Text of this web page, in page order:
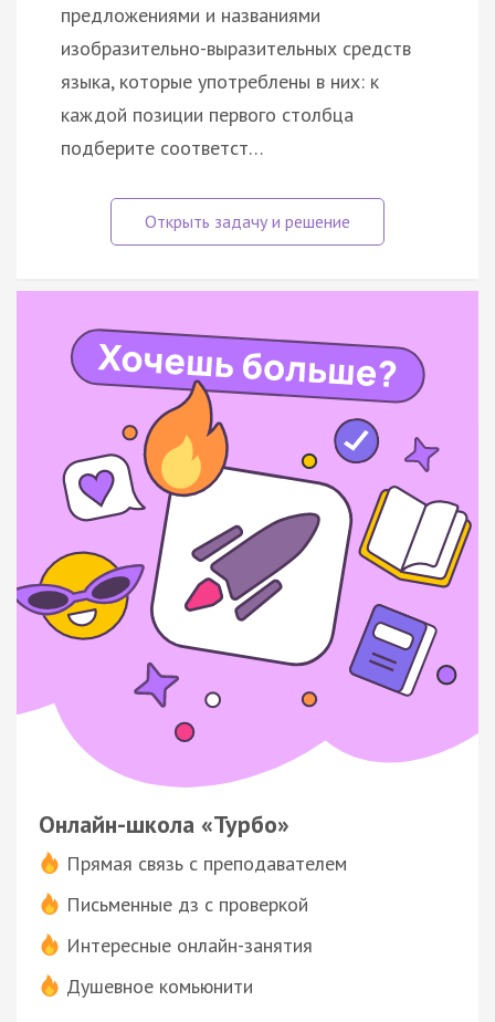
предложениями и названиями
изобразительно-выразительных средств
языка, которые употреблены в них: к
каждой позиции первого столбца
подберите соответст…
Онлайн-школа «Турбо»
Прямая связь с преподавателем
Письменные дз с проверкой
Интересные онлайн-занятия
Душевное комьюнити